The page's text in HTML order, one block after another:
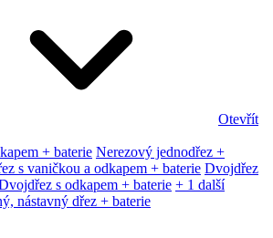
Otevřít
+ baterie Nerezový jednodřez +
s vaničkou a odkapem + baterie Dvojdřez
s odkapem + baterie + 1 další
nástavný dřez + baterie